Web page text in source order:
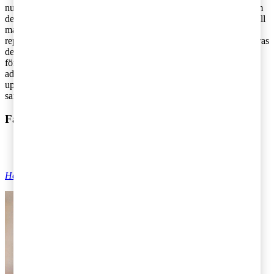
nuvarande beloppsgränserna blir till exempel olika beroende på om
det är extern eller intern representation eller om det är vin eller öl till
maten. Även om förslaget om slopad avdragsrätt för
representationsmåltider innebär en högre bolagsskatt så kompenseras
detta delvis av förslaget om ett något högre momsavdrag för de
företag som bedriver momspliktig verksamhet och en minskad
administration när representationskvitton inte längre behöver delas
upp i en avdragsgill respektive ej avdragsgill representation i
samband med måltidsrepresentation.
Faktaruta
Har du frågor om skatt?